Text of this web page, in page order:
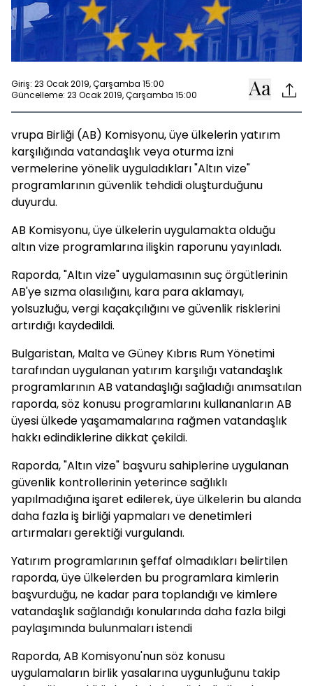
Giriş: 23 Ocak 2019, Çarşamba 15:00
Güncelleme: 23 Ocak 2019, Çarşamba 15:00
vrupa Birliği (AB) Komisyonu, üye ülkelerin yatırım
karşılığında vatandaşlık veya oturma izni
vermelerine yönelik uyguladıkları "Altın vize"
programlarının güvenlik tehdidi oluşturduğunu
duyurdu.
AB Komisyonu, üye ülkelerin uygulamakta olduğu
altın vize programlarına ilişkin raporunu yayınladı.
Raporda, "Altın vize" uygulamasının suç örgütlerinin
AB'ye sızma olasılığını, kara para aklamayı,
yolsuzluğu, vergi kaçakçılığını ve güvenlik risklerini
artırdığı kaydedildi.
Bulgaristan, Malta ve Güney Kıbrıs Rum Yönetimi
tarafından uygulanan yatırım karşılığı vatandaşlık
programlarının AB vatandaşlığı sağladığı anımsatılan
raporda, söz konusu programlarını kullananların AB
üyesi ülkede yaşamamalarına rağmen vatandaşlık
hakkı edindiklerine dikkat çekildi.
Raporda, "Altın vize" başvuru sahiplerine uygulanan
güvenlik kontrollerinin yeterince sağlıklı
yapılmadığına işaret edilerek, üye ülkelerin bu alanda
daha fazla iş birliği yapmaları ve denetimleri
artırmaları gerektiği vurgulandı.
Yatırım programlarının şeffaf olmadıkları belirtilen
raporda, üye ülkelerden bu programlara kimlerin
başvurduğu, ne kadar para toplandığı ve kimlere
vatandaşlık sağlandığı konularında daha fazla bilgi
paylaşımında bulunmaları istendi
Raporda, AB Komisyonu'nun söz konusu
uygulamaların birlik yasalarına uygunluğunu takip